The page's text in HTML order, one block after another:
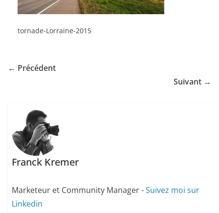
tornade-Lorraine-2015
← Précédent
Suivant →
Franck Kremer
Marketeur et Community Manager -Suivez moi sur
Linkedin